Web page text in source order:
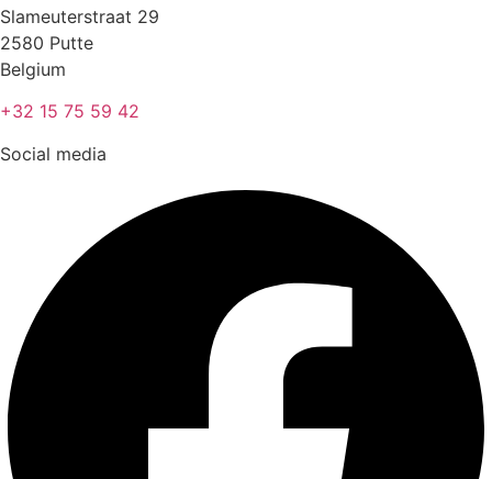
Slameuterstraat 29
2580 Putte
Belgium
+32 15 75 59 42
Social media